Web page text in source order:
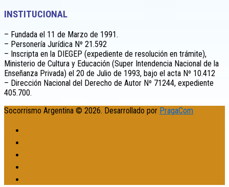
INSTITUCIONAL
– Fundada el 11 de Marzo de 1991.
– Personería Jurídica Nº 21.592
– Inscripta en la DIEGEP (expediente de resolución en trámite),
Ministerio de Cultura y Educación (Super Intendencia Nacional de la
Enseñanza Privada) el 20 de Julio de 1993, bajo el acta Nº 10.412
– Dirección Nacional del Derecho de Autor Nº 71244, expediente
405.700.
Socorrismo Argentina © 2026. Desarrollado por PragaCom